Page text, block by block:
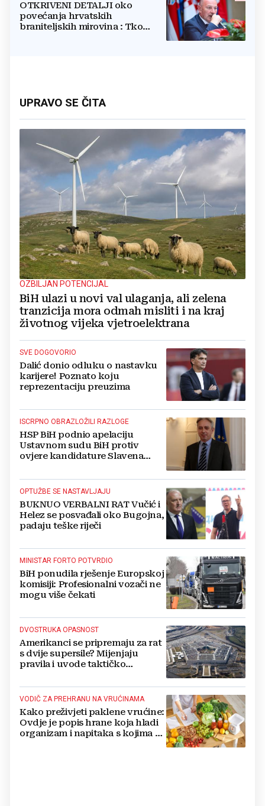
OTKRIVENI DETALJI oko
povećanja hrvatskih
braniteljskih mirovina : Tko
UPRAVO SE ČITA
OZBILJAN POTENCIJAL
BiH ulazi u novi val ulaganja, ali zelena
tranzicija mora odmah misliti i na kraj
životnog vijeka vjetroelektrana
SVE DOGOVORIO
Dalić donio odluku o nastavku
karijere! Poznato koju
reprezentaciju preuzima
ISCRPNO OBRAZLOŽILI RAZLOGE
HSP BiH podnio apelaciju
Ustavnom sudu BiH protiv
ovjere kandidature Slavena
OPTUŽBE SE NASTAVLJAJU
BUKNUO VERBALNI RAT Vučić i
Helez se posvađali oko Bugojna,
padaju teške riječi
MINISTAR FORTO POTVRDIO
BiH ponudila rješenje Europskoj
komisiji: Profesionalni vozači ne
mogu više čekati
DVOSTRUKA OPASNOST
Amerikanci se pripremaju za rat
s dvije supersile? Mijenjaju
pravila i uvode taktičko
VODIČ ZA PREHRANU NA VRUĆINAMA
Kako preživjeti paklene vrućine:
Ovdje je popis hrane koja hladi
organizam i napitaka s kojima si